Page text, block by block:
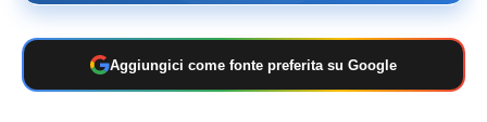
Aggiungici come fonte preferita su Google